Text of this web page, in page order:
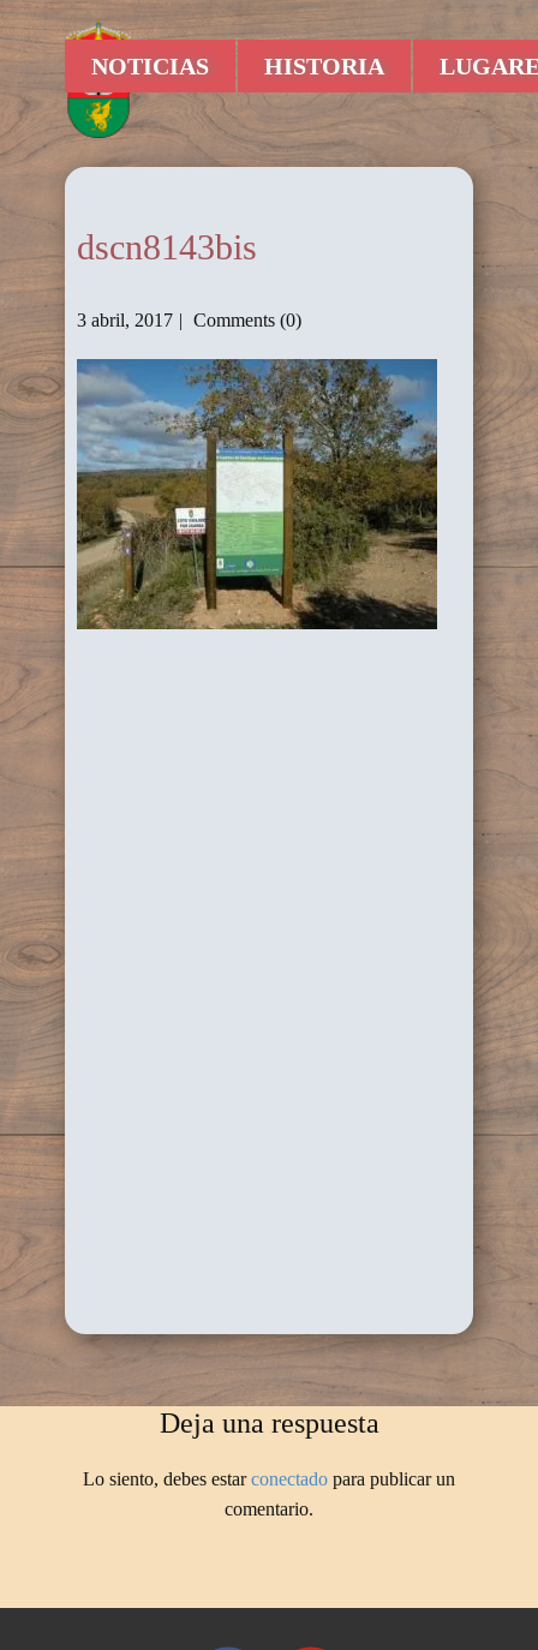
NOTICIAS HISTORIA
dscn8143bis
3 abril, 2017 Comments (0)
Deja una respuesta
Lo siento, debes estarconectado para publicar un
comentario.